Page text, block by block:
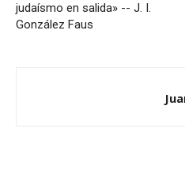
judaísmo en salida» -- J. I.
González Faus